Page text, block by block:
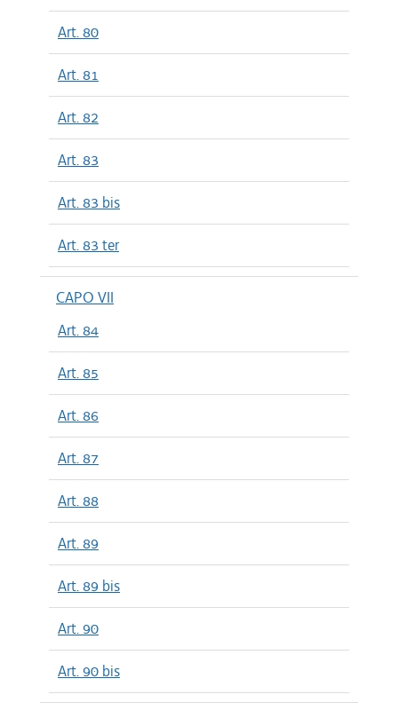
Art. 80
Art. 81
Art. 82
Art. 83
Art. 83 bis
Art. 83 ter
CAPO VII
Art. 84
Art. 85
Art. 86
Art. 87
Art. 88
Art. 89
Art. 89 bis
Art. 90
Art. 90 bis